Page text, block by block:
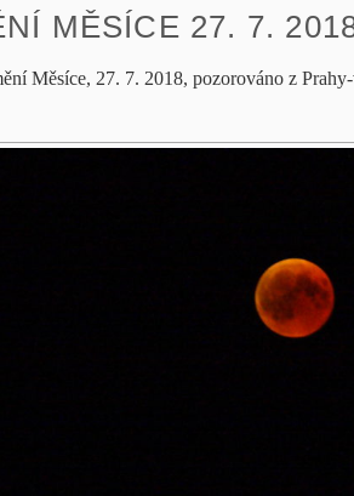
MĚSÍCE 27. 7.
Měsíce, 27. 7. 2018, pozorováno z